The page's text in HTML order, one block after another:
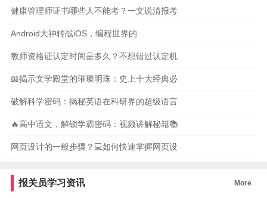
健康管理师证书哪些人不能考？一文说清报考
Android大神转战iOS，编程世界的
教师资格证认定时间是多久？不想错过认定机
📖揭示文学殿堂的璀璨明珠：史上十大经典必
破解科学密码：揭秘英语在科研界的超级语言
🔥高中语文，解锁学霸密码：视频讲解秘籍📚
网页设计的一般步骤？💻如何快速掌握网页设
报关员学习资讯 More